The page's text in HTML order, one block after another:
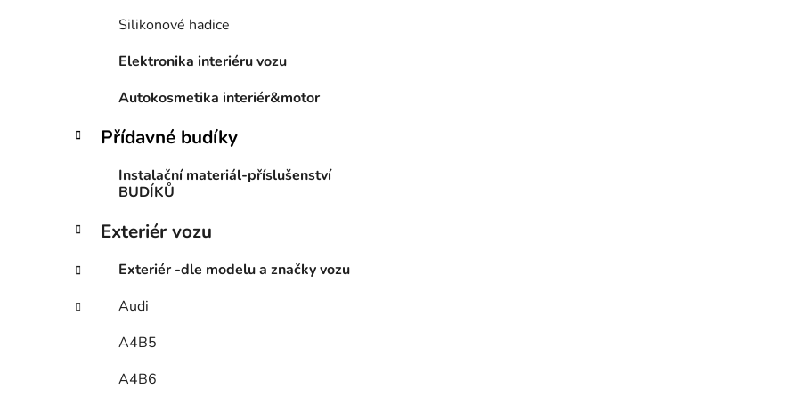
Silikonové hadice
Elektronika interiéru vozu
Autokosmetika interiér&motor
Přídavné budíky
Instalační materiál-příslušenství
BUDÍKŮ
Exteriér vozu
Exteriér -dle modelu a značky vozu
Audi
A4B5
A4B6